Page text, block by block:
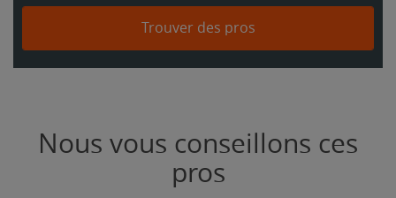
Trouver des pros
Nous vous conseillons ces
pros